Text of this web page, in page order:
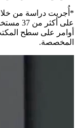
أوامر على سطح
المخصصة.